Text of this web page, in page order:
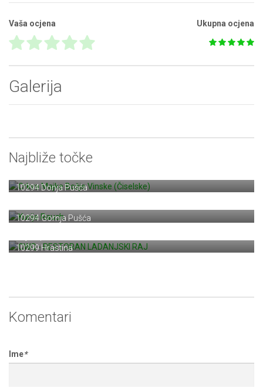
Vaša ocjena Ukupna ocjena
Galerija
Najbliže točke
Crkva Majke Božje Vinske (Čiselske)
10294 Donja Pušća
Kurija Rauch
10294 Gornja Pušća
CWQ - RESTORAN LADANJSKI RAJ
10299 Hrastina
Komentari
Ime*